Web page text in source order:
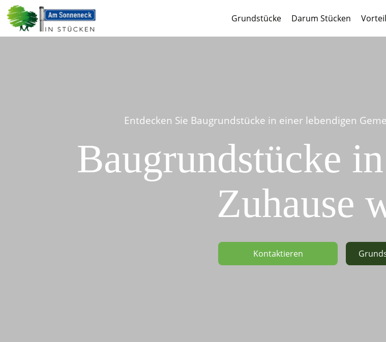
Grundstücke Darum Stücken
Entdecken Sie Baugrundstücke in einer lebendigen
Baugrundstücke
Zuhause
Kontaktieren